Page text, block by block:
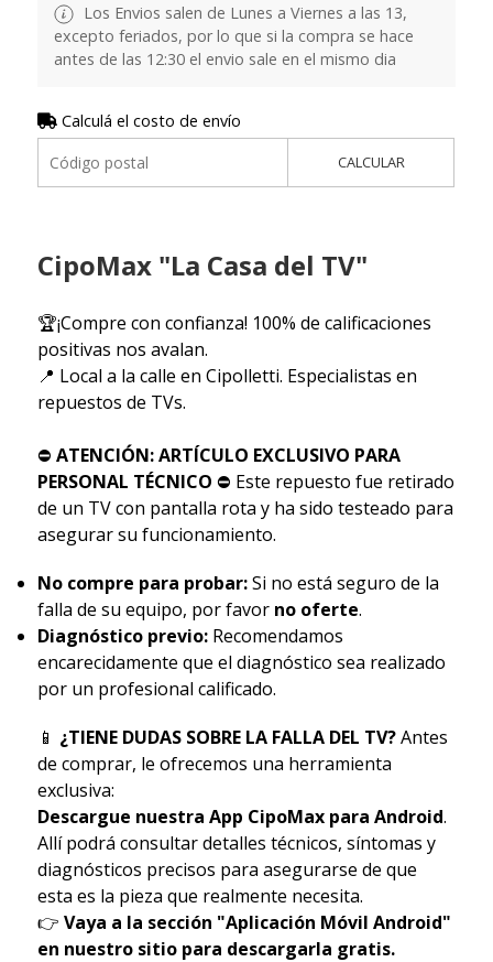
Los Envios salen de Lunes a Viernes a las 13,
excepto feriados, por lo que si la compra se hace
antes de las 12:30 el envio sale en el mismo dia
Calculá el costo de envío
CALCULAR
CipoMax "La Casa del TV"
🏆¡Compre con confianza! 100% de calificaciones
positivas nos avalan.
📍 Local a la calle en Cipolletti. Especialistas en
repuestos de TVs.
⛔ ATENCIÓN: ARTÍCULO EXCLUSIVO PARA
PERSONAL TÉCNICO ⛔ Este repuesto fue retirado
de un TV con pantalla rota y ha sido testeado para
asegurar su funcionamiento.
No compre para probar:Si no está seguro de la
falla de su equipo, por favor no oferte.
Diagnóstico previo:Recomendamos
encarecidamente que el diagnóstico sea realizado
por un profesional calificado.
📱 ¿TIENE DUDAS SOBRE LA FALLA DEL TV?Antes
de comprar, le ofrecemos una herramienta
exclusiva:
Descargue nuestra App CipoMax para Android.
Allí podrá consultar detalles técnicos, síntomas y
diagnósticos precisos para asegurarse de que
esta es la pieza que realmente necesita.
👉 Vaya a la sección "Aplicación Móvil Android"
en nuestro sitio para descargarla gratis.